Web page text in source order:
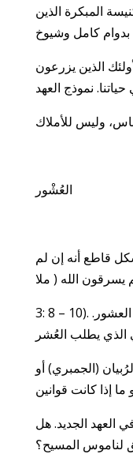
المبكرة الذين
بدوام كامل وشيوخ
الذين يزرعون
نموذج العهد
العُشْور
قاطع أنه إن لم
يسرقون الله ( ملا
3: 8 – 10). بالطبع، يعلم الكتاب المقدس عن العشور.
يطلب العُشر
(الجمبري) أو
إذا كانت قوانين
العهد الجديد. هل
لناموس المسيح؟